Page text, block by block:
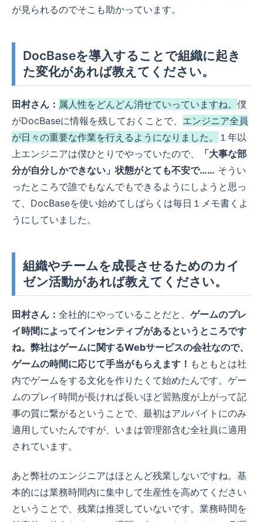
が見られるのでそこも助かっています。
DocBaseを導入することで組織に起き
た変化があれば教えてください。
田村さん： 属人性をどんどん消せていっていますね。 僕
がDocBaseに情報を残しておくことで、 エンジニア全員
が日々の重要な作業を行えるようになりました。
１年以
上エンジニアは僕ひとりでやっていたので、
「大事な部
分が自分しかできない」状態がとても不安で…… そうい
ったところで誰でもなんでもできるようにしようと思っ
て、DocBaseを使い始めてしばらくは毎日１メモ書くよ
うにしていました。
組織やチームを成長させるためのカイ
ゼン活動があれば教えてください。
田村さん： 全社的にやっていることだと、 ゲームのプレ
イ時間によってインセンティブがあるというところです
ね。弊社はゲームに関するWebサービスの会社なので、
ゲームの時間に応じて手当がもらえます！ もともとは社
内でゲームをする文化を作りたくて始めたんです。ゲー
ムのプレイ時間が長ければ長いほど習熟度が上がって記
事の質に繋がるということで、最初はアルバイトにのみ
適用していたんですが、いまは管理部含む全社員に適用
されています。
あと弊社のエンジニアはほとんど残業しないですね。基
本的には業務時間内に集中して生産性を高めてください
ということで、残業は推奨していないです。業務時間を